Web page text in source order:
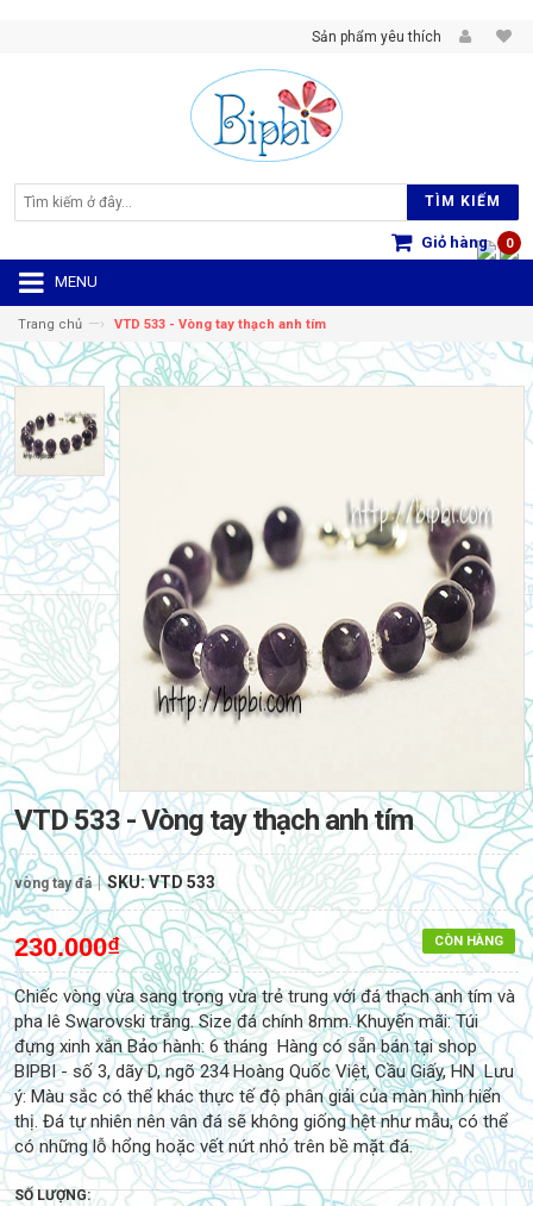
Sản phẩm yêu thích
TÌM KIẾM
Giỏ hàng 0
MENU
Trang chủ —› VTD 533 - Vòng tay thạch anh tím
VTD 533 - Vòng tay thạch anh tím
vòng tay đá |SKU:VTD 533
CÒN HÀNG
230.000₫
Chiếc vòng vừa sang trọng vừa trẻ trung với đá thạch anh tím và
pha lê Swarovski trắng. Size đá chính 8mm. Khuyến mãi: Túi
đựng xinh xắn Bảo hành: 6 tháng Hàng có sẵn bán tại shop
BIPBI - số 3, dãy D, ngõ 234 Hoàng Quốc Việt, Cầu Giấy, HN Lưu
ý: Màu sắc có thể khác thực tế độ phân giải của màn hình hiển
thị. Đá tự nhiên nên vân đá sẽ không giống hệt như mẫu, có thể
có những lỗ hổng hoặc vết nứt nhỏ trên bề mặt đá.
SỐ LƯỢNG: